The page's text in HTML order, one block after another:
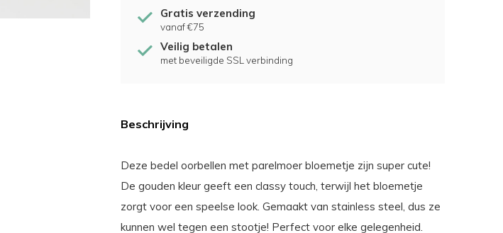
Gratis verzending
vanaf €75
Veilig betalen
met beveiligde SSL verbinding
Beschrijving
Deze bedel oorbellen met parelmoer bloemetje zijn super cute!
De gouden kleur geeft een classy touch, terwijl het bloemetje
zorgt voor een speelse look. Gemaakt van stainless steel, dus ze
kunnen wel tegen een stootje! Perfect voor elke gelegenheid.